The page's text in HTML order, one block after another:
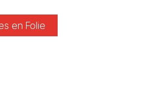
en Folie